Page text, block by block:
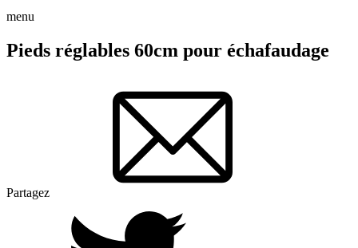
menu
Pieds réglables 60cm pour échafaudage
Partagez